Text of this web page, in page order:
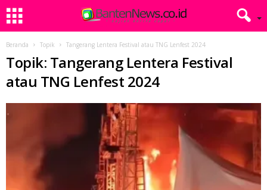
Beranda Topik Tangerang Lentera Festival atau TNG Lenfest 2024
Topik: Tangerang Lentera Festival
atau TNG Lenfest 2024